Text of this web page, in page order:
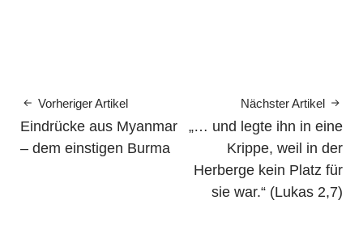
Vorheriger Artikel
Eindrücke aus Myanmar
– dem einstigen Burma
Nächster Artikel
„… und legte ihn in eine
Krippe, weil in der
Herberge kein Platz für
sie war.“ (Lukas 2,7)